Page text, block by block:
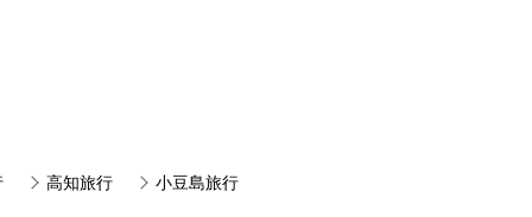
高知旅行 小豆島旅行